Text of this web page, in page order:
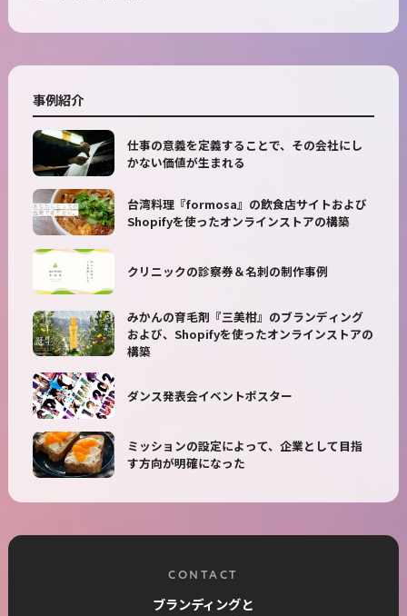
事例紹介
仕事の意義を定義することで、その会社にし
かない価値が生まれる
台湾料理『formosa』の飲食店サイトおよび
Shopifyを使ったオンラインストアの構築
クリニックの診察券＆名刺の制作事例
みかんの育毛剤『三美柑』のブランディング
および、Shopifyを使ったオンラインストアの
構築
ダンス発表会イベントポスター
ミッションの設定によって、企業として目指
す方向が明確になった
CONTACT
ブランディングと